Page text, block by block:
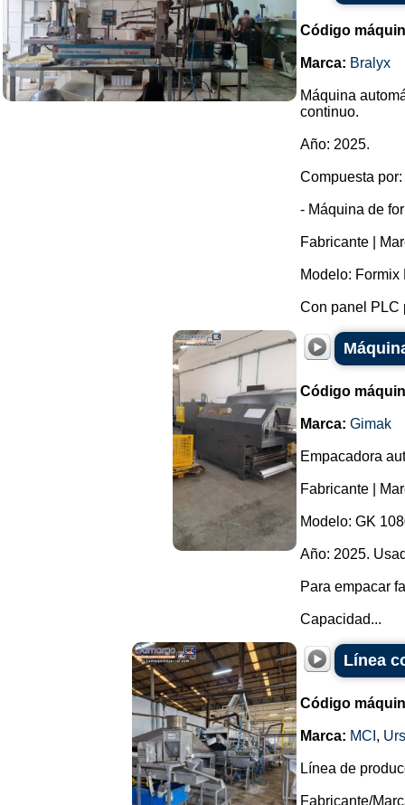
Código
Marca: Bralyx
Máquina
continuo.
Año: 2025.
Compuesta por:
- Máquina de
Fabricante |
Modelo: Formix
Con panel PLC
Código
Marca: Gimak
Empacadora
Fabricante |
Modelo: GK
Año: 2025.
Para empacar
Capacidad...
Línea
Código
Marca: MCI ,
Línea de
Fabricante/